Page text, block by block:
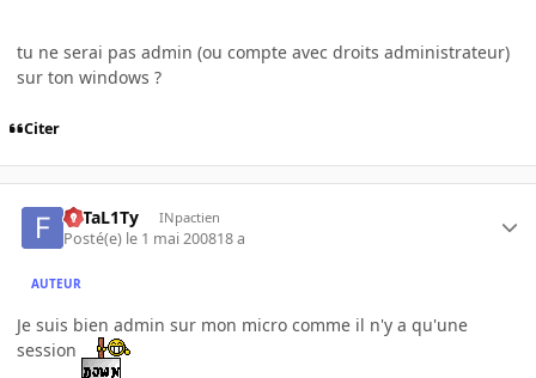
tu ne serai pas admin (ou compte avec droits administrateur)
sur ton windows ?
Citer
FaTaL1Ty INpactien
Posté(e) le 1 mai 200818 a
AUTEUR
Je suis bien admin sur mon micro comme il n'y a qu'une
session